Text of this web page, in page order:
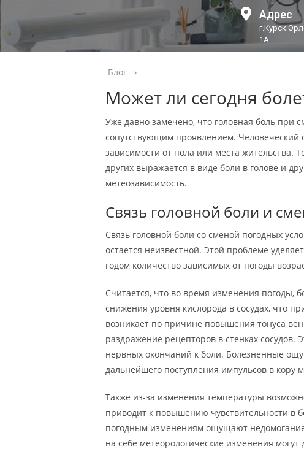
Адрес
г.Курск
1А
Блог ›
Может ли сегодня
Уже давно замечено, что головная боль при
сопутствующим проявлением. Человеческий
зависимости от пола или места жительства.
других выражается в виде боли в голове и
метеозависимость.
Связь головной боли и
Связь головной боли со сменой погодных
остается неизвестной. Этой проблеме
годом количество зависимых от погоды
Считается, что во время изменения погоды,
снижения уровня кислорода в сосудах, что
возникает по причине повышения тонуса
раздражение рецепторов в стенках
нервных окончаний к боли. Болезненные
дальнейшего поступления импульсов в кору
Также из-за изменения температуры
приводит к повышению чувствительности в
погодным изменениям ощущают
на себе метеорологические изменения